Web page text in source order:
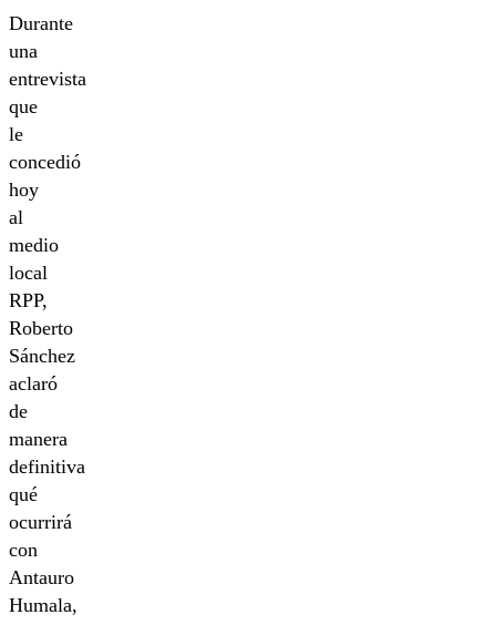
Durante
una
entrevista
que
le
concedió
hoy
al
medio
local
RPP,
Roberto
Sánchez
aclaró
de
manera
definitiva
qué
ocurrirá
con
Antauro
Humala,